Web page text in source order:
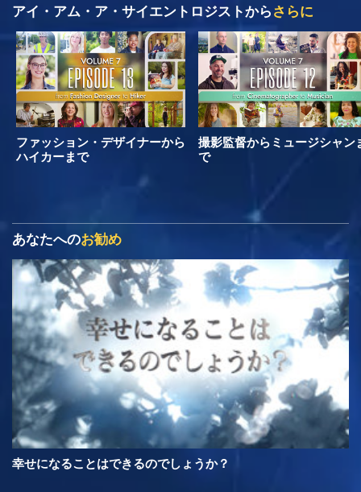
アイ・アム・ア・サイエントロジストからさらに
ファッション・デザイナーから
ハイカーまで
撮影監督からミュージシャン
で
あなたへのお勧め
幸せになることはできるのでしょうか？